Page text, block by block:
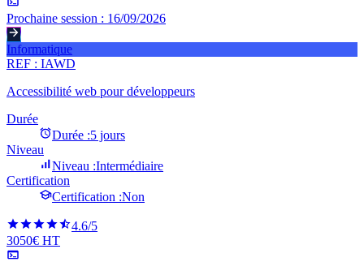
Prochaine session : 16/09/2026
Informatique
REF : IAWD
Accessibilité web pour développeurs
Durée
Durée :5 jours
Niveau
Niveau :Intermédiaire
Certification
Certification :Non
4.6/5
3050€ HT